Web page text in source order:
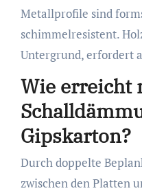
Metallprofile sind formstabil und
schimmelresistent.
Untergrund, erfordert
Wie erreicht
Gipskarton?
Durch doppelte Beplankung, Dämmmaterial
zwischen den Platten